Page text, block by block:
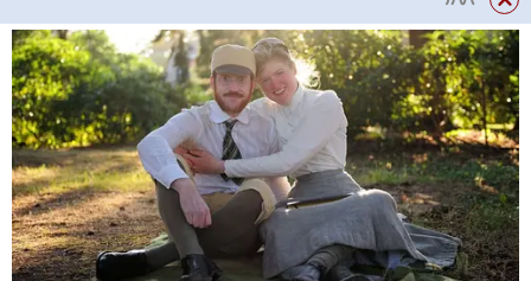
melounem, bobulemi a melounem
Květiny můžete řezat i ze
zeleniny a ovoce. Pomůže ostrý
nůž a naše mistrovská třída.